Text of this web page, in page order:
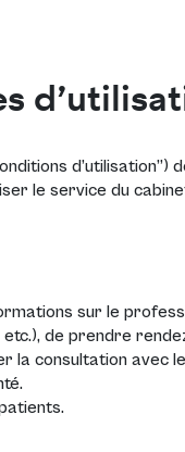
d’utilisation”)
le service du
sur le
de prendre
la consultation avec